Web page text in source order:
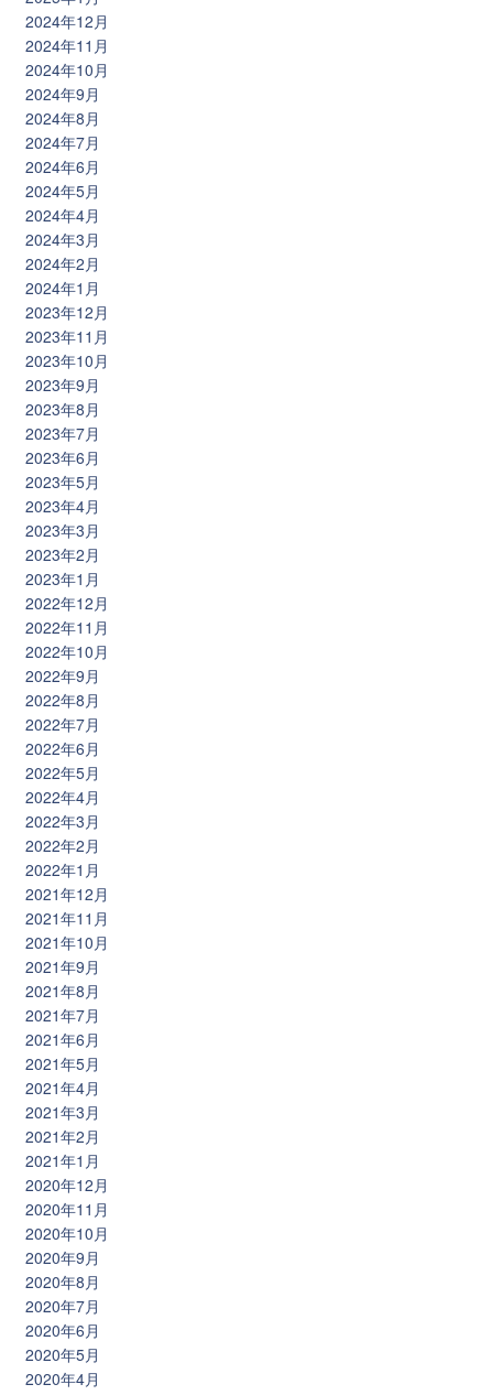
2024年12月
2024年11月
2024年10月
2024年9月
2024年8月
2024年7月
2024年6月
2024年5月
2024年4月
2024年3月
2024年2月
2024年1月
2023年12月
2023年11月
2023年10月
2023年9月
2023年8月
2023年7月
2023年6月
2023年5月
2023年4月
2023年3月
2023年2月
2023年1月
2022年12月
2022年11月
2022年10月
2022年9月
2022年8月
2022年7月
2022年6月
2022年5月
2022年4月
2022年3月
2022年2月
2022年1月
2021年12月
2021年11月
2021年10月
2021年9月
2021年8月
2021年7月
2021年6月
2021年5月
2021年4月
2021年3月
2021年2月
2021年1月
2020年12月
2020年11月
2020年10月
2020年9月
2020年8月
2020年7月
2020年6月
2020年5月
2020年4月